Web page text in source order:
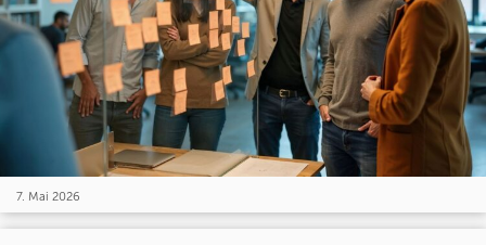
7. Mai 2026